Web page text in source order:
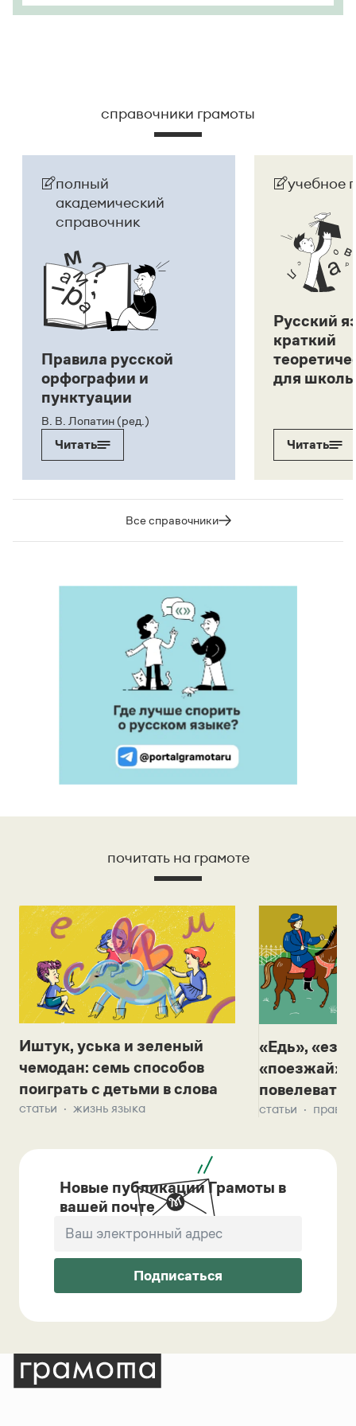
справочники грамоты
полный
академический
справочник
Правила русской
орфографии и
пунктуации
В. В. Лопатин (ред.)
Читать
учебное
Русский
краткий
для
Читать
Все справочники
почитать на грамоте
Иштук, уська и зеленый
чемодан: семь способов
поиграть с детьми в слова
статьи жизнь языка
«Едь»,
«поезжай»?
повелевать
статьи
Новые публикации Грамоты в
вашей почте
Подписаться